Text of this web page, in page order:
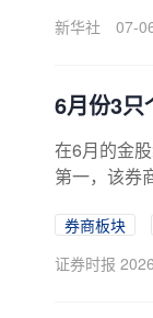
新华社
07-
6月份3只
在6月的金
第一，该券
券商板块
证券时报